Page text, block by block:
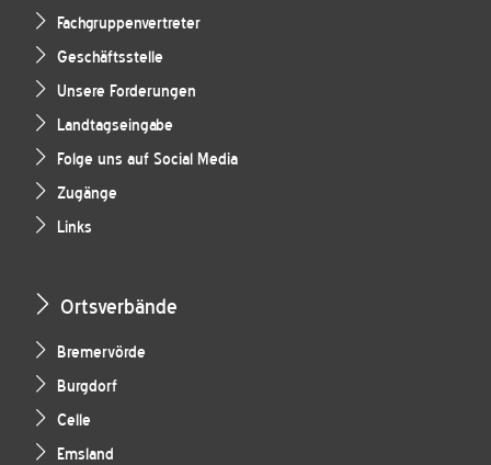
Fachgruppenvertreter
Geschäftsstelle
Unsere Forderungen
Landtagseingabe
Folge uns auf Social Media
Zugänge
Links
Ortsverbände
Bremervörde
Burgdorf
Celle
Emsland